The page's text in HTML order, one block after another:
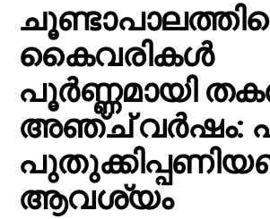
കൈവരികള്‍
പൂര്‍ണ്ണമായി
അഞ്ച് വര്‍ഷം:
ആവശ്യം